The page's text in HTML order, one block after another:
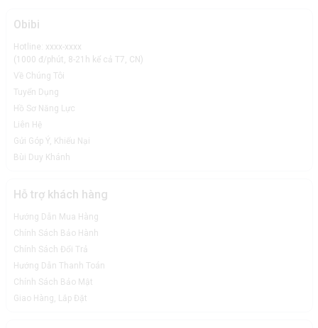
Obibi
Hotline: xxxx-xxxx
(1000 đ/phút, 8-21h kể cả T7, CN)
Về Chúng Tôi
Tuyển Dụng
Hồ Sơ Năng Lực
Liên Hệ
Gửi Góp Ý, Khiếu Nại
Bùi Duy Khánh
Hỗ trợ khách hàng
Hướng Dẫn Mua Hàng
Chính Sách Bảo Hành
Chính Sách Đổi Trả
Hướng Dẫn Thanh Toán
Chính Sách Bảo Mật
Giao Hàng, Lắp Đặt